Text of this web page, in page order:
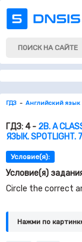
ГДЗ Английский язык
ГДЗ: 4 - 2B. A
ЯЗЫК.
Условие(я):
Условие(я)
Circle the correct
Нажми по